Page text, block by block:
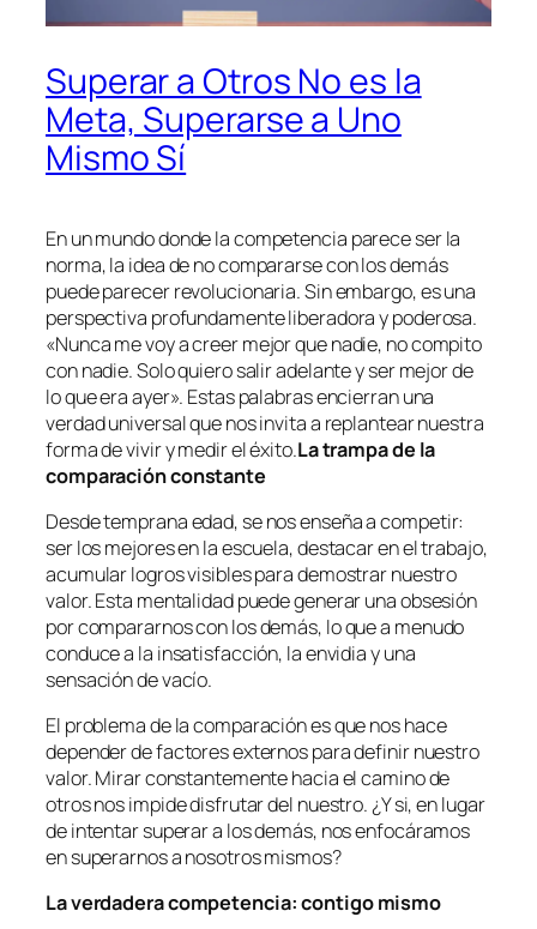
Superar a Otros No es la
Meta, Superarse a Uno
Mismo Sí
En un mundo donde la competencia parece ser la
norma, la idea de no compararse con los demás
puede parecer revolucionaria. Sin embargo, es una
perspectiva profundamente liberadora y poderosa.
«Nunca me voy a creer mejor que nadie, no compito
con nadie. Solo quiero salir adelante y ser mejor de
lo que era ayer». Estas palabras encierran una
verdad universal que nos invita a replantear nuestra
forma de vivir y medir el éxito.La trampa de la
comparación constante
Desde temprana edad, se nos enseña a competir:
ser los mejores en la escuela, destacar en el trabajo,
acumular logros visibles para demostrar nuestro
valor. Esta mentalidad puede generar una obsesión
por compararnos con los demás, lo que a menudo
conduce a la insatisfacción, la envidia y una
sensación de vacío.
El problema de la comparación es que nos hace
depender de factores externos para definir nuestro
valor. Mirar constantemente hacia el camino de
otros nos impide disfrutar del nuestro. ¿Y si, en lugar
de intentar superar a los demás, nos enfocáramos
en superarnos a nosotros mismos?
La verdadera competencia: contigo mismo